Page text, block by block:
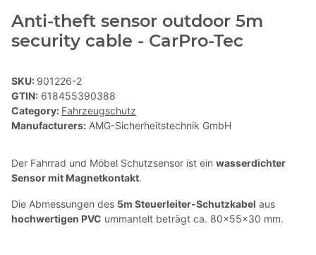
Anti-theft sensor outdoor 5m
security cable - CarPro-Tec
SKU: 901226-2
GTIN: 618455390388
Category: Fahrzeugschutz
Manufacturers: AMG-Sicherheitstechnik GmbH
Der Fahrrad und Möbel Schutzsensor ist ein wasserdichter
Sensor mit Magnetkontakt.
Die Abmessungen des 5m Steuerleiter-Schutzkabel aus
hochwertigen PVC ummantelt beträgt ca. 80x55x30 mm.